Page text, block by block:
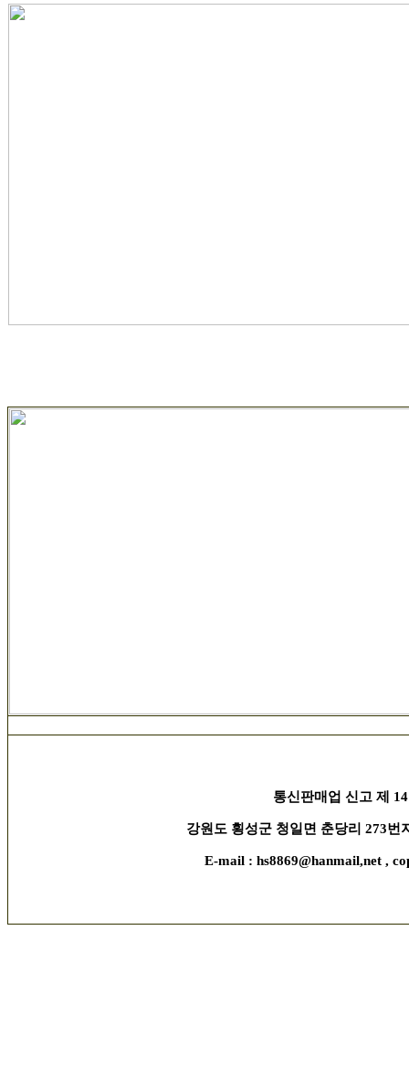
통신판매업 신고 제
강원도 횡성군 청일면 춘당리 273번
E-mail : hs8869@hanmail,net ,